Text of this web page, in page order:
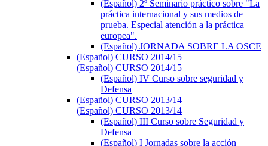
(Español) 2º Seminario práctico sobre "La
práctica internacional y sus medios de
prueba. Especial atención a la práctica
europea".
(Español) JORNADA SOBRE LA OSCE
(Español) CURSO 2014/15
(Español) CURSO 2014/15
(Español) IV Curso sobre seguridad y
Defensa
(Español) CURSO 2013/14
(Español) CURSO 2013/14
(Español) III Curso sobre Seguridad y
Defensa
(Español) I Jornadas sobre la acción